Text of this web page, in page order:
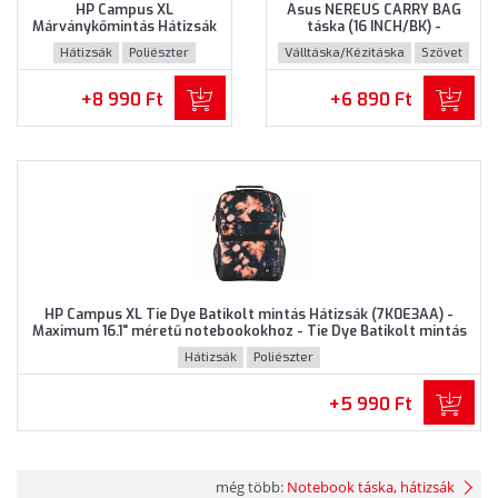
HP Campus XL
Márványkőmintás Hátizsák
(7K0E2AA) - Maximum 16.1"
méretű notebookokhoz,
Márványkőmintás színben
Hátizsák Poliészter
+8 990 Ft
Asus NEREUS CARRY BAG
táska (16 INCH/BK) -
Maximum 16" méretű
notebookokhoz, Fekete
színben
Válltáska/Kézitáska Szövet
+6 890 Ft
HP Campus XL Tie Dye Batikolt mintás Hátizsák (7K0E3AA) -
Maximum 16.1" méretű notebookokhoz - Tie Dye Batikolt mintás
színben
Hátizsák Poliészter
+5 990 Ft
még több: Notebook táska, hátizsák